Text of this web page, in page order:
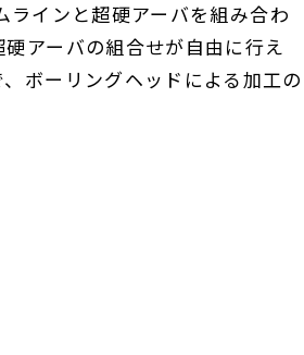
ラインと超硬アーバを組み合わ
アーバの組合せが自由に行え
ボーリングヘッドによる加工の